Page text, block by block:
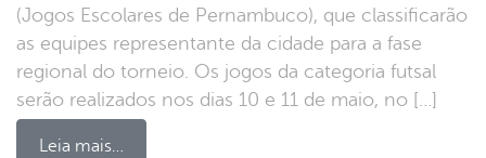
(Jogos Escolares de Pernambuco), que classificarão
as equipes representante da cidade para a fase
regional do torneio. Os jogos da categoria futsal
serão realizados nos dias 10 e 11 de maio, no […]
Leia mais…